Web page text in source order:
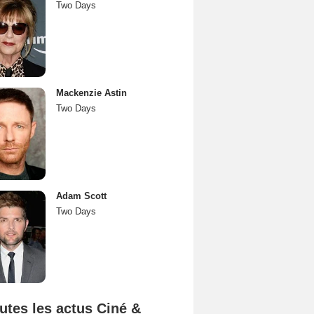
Two Days
Mackenzie Astin
Two Days
Adam Scott
Two Days
les actus Ciné &